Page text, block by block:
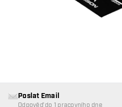
Poslat Email
Odpověď do 1 pracovního dne